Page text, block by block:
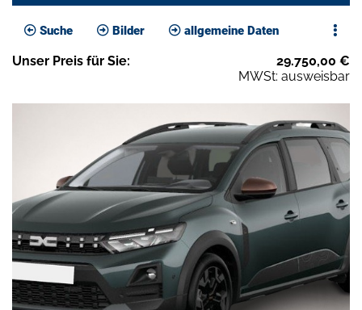
Suche Bilder allgemeine Daten
Unser Preis für Sie: 29.750,00 €
MWSt: ausweisbar